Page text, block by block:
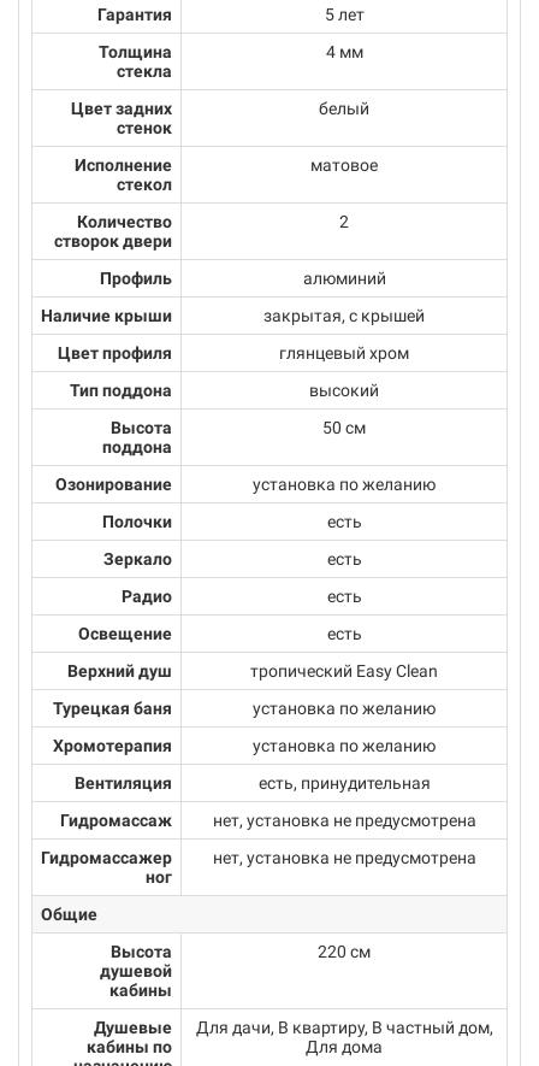
Гарантия
5 лет
Толщина
стекла
4 мм
Цвет задних
стенок
белый
Исполнение
стекол
матовое
Количество
створок двери
2
Профиль
алюминий
Наличие крыши
закрытая, с крышей
Цвет профиля
глянцевый хром
Тип поддона
высокий
Высота
поддона
50 см
Озонирование
установка по желанию
Полочки
есть
Зеркало
есть
Радио
есть
Освещение
есть
Верхний душ
тропический Easy Clean
Турецкая баня
установка по желанию
Хромотерапия
установка по желанию
Вентиляция
есть, принудительная
Гидромассаж
нет, установка не предусмотрена
Гидромассажер
ног
нет, установка не предусмотрена
Общие
Высота
душевой
кабины
220 см
Душевые
кабины по
Для дачи, В квартиру, В частный дом,
Для дома